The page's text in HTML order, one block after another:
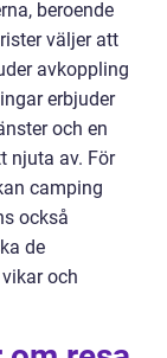
beroende
väljer att
avkoppling
erbjuder
och en
njuta av. För
camping
också
de
och